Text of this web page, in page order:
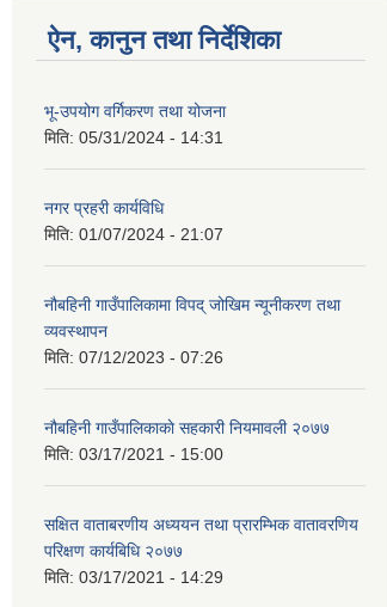
ऐन, कानुन तथा निर्देशिका
भू-उपयोग वर्गिकरण तथा योजना
मिति: 05/31/2024 - 14:31
नगर प्रहरी कार्यविधि
मिति: 01/07/2024 - 21:07
नौबहिनी गाउँपालिकामा विपद् जोखिम न्यूनीकरण तथा
व्यवस्थापन
मिति: 07/12/2023 - 07:26
नौबहिनी गाउँपालिकाकाे सहकारी नियमावली २०७७
मिति: 03/17/2021 - 15:00
सक्षित वाताबरणीय अध्ययन तथा प्रारम्भिक वातावरणिय
परिक्षण कार्यबिधि २०७७
मिति: 03/17/2021 - 14:29